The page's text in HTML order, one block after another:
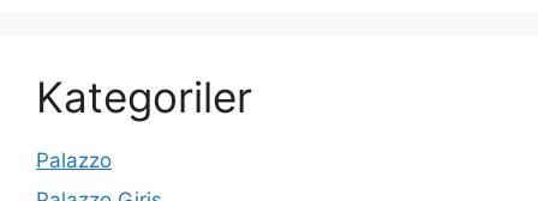
Kategoriler
Palazzo